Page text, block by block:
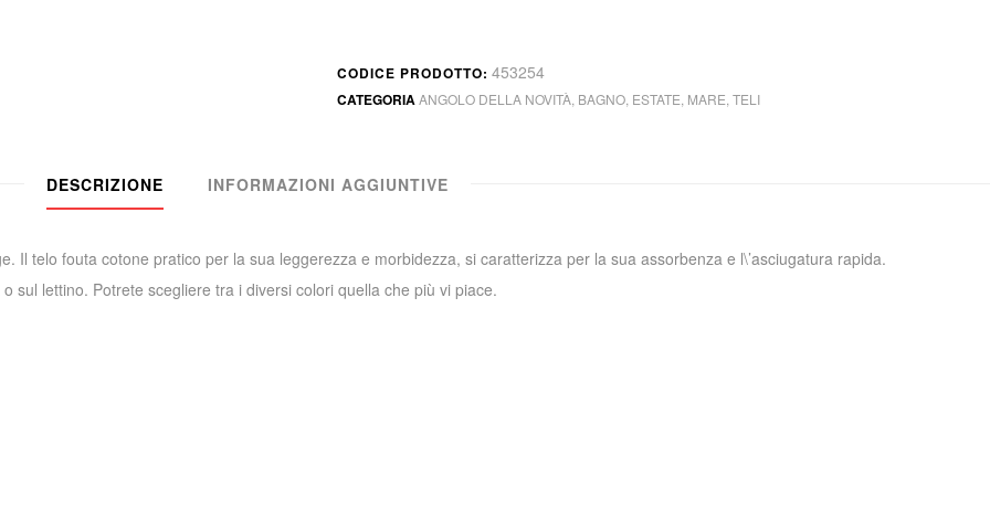
CODICE PRODOTTO: 453254
CATEGORIAANGOLO DELLA NOVITÀ BAGNO ESTATE MARE ,TELI
DESCRIZIONE INFORMAZIONI AGGIUNTIVE
Il telo fouta cotone pratico per la sua leggerezza e morbidezza, si caratterizza per la sua assorbenza e l\’asciugatura rapida.
sul lettino. Potrete scegliere tra i diversi colori quella che più vi piace.